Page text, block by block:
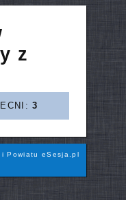
z
3
i Powiatu eSesja.pl